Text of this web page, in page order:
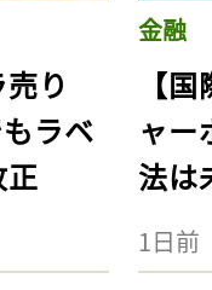
り
ラベ
金融
【
ャー
法は
1日前